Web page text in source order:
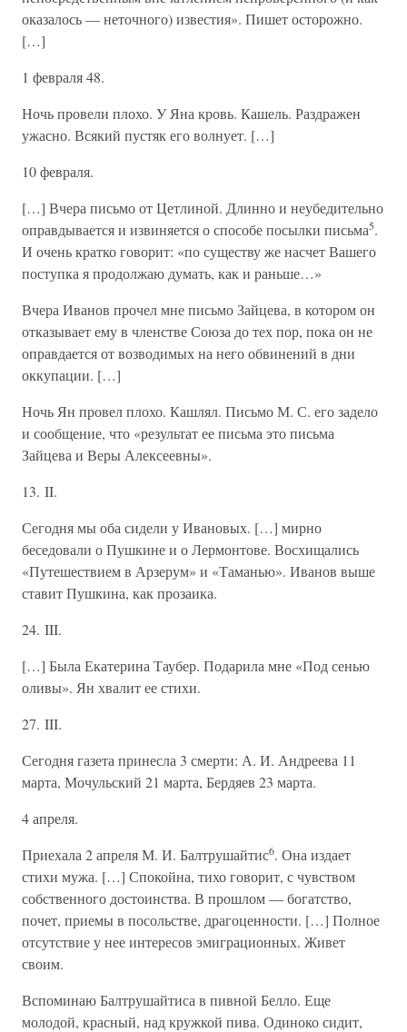
оказалось — неточного) известия». Пишет осторожно.
[…]
1 февраля 48.
Ночь провели плохо. У Яна кровь. Кашель. Раздражен
ужасно. Всякий пустяк его волнует. […]
10 февраля.
[…] Вчера письмо от Цетлиной. Длинно и неубедительно
оправдывается и извиняется о способе посылки письма5.
И очень кратко говорит: «по существу же насчет Вашего
поступка я продолжаю думать, как и раньше…»
Вчера Иванов прочел мне письмо Зайцева, в котором он
отказывает ему в членстве Союза до тех пор, пока он не
оправдается от возводимых на него обвинений в дни
оккупации. […]
Ночь Ян провел плохо. Кашлял. Письмо М. С. его задело
и сообщение, что «результат ее письма это письма
Зайцева и Веры Алексеевны».
13. II.
Сегодня мы оба сидели у Ивановых. […] мирно
беседовали о Пушкине и о Лермонтове. Восхищались
«Путешествием в Арзерум» и «Таманью». Иванов выше
ставит Пушкина, как прозаика.
24. III.
[…] Была Екатерина Таубер. Подарила мне «Под сенью
оливы». Ян хвалит ее стихи.
27. III.
Сегодня газета принесла 3 смерти: А. И. Андреева 11
марта, Мочульский 21 марта, Бердяев 23 марта.
4 апреля.
Приехала 2 апреля М. И. Балтрушайтис6. Она издает
стихи мужа. […] Спокойна, тихо говорит, с чувством
собственного достоинства. В прошлом — богатство,
почет, приемы в посольстве, драгоценности. […] Полное
отсутствие у нее интересов эмиграционных. Живет
своим.
Вспоминаю Балтрушайтиса в пивной Белло. Еще
молодой, красный, над кружкой пива. Одиноко сидит,